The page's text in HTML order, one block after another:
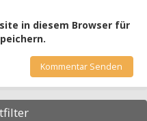
in diesem Browser für